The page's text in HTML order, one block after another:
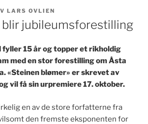
LARS OVLIEN
blir jubileumsforestilling
fyller 15 år og topper et rikholdig
med en stor forestilling om Åsta
«Steinen blømer» er skrevet av
vil få sin urpremiere 17. oktober.
en av de store forfatterne fra
den fremste eksponenten for